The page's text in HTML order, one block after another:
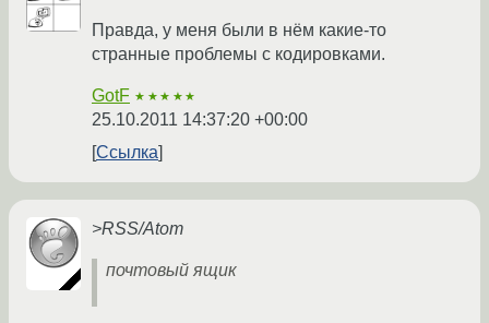
Правда, у меня были в нём какие-то
странные проблемы с кодировками.
GotF ★★★★★
25.10.2011 14:37:20 +00:00
Ссылка
>RSS/Atom
почтовый ящик